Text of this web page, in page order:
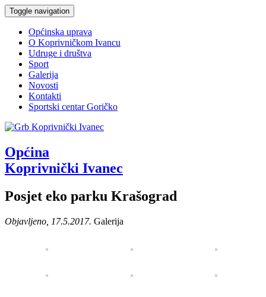
Toggle navigation
Općinska uprava
O Koprivničkom Ivancu
Udruge i društva
Sport
Galerija
Novosti
Kontakti
Sportski centar Goričko
Općina
Koprivnički Ivanec
Posjet eko parku Krašograd
Objavljeno, 17.5.2017. Galerija